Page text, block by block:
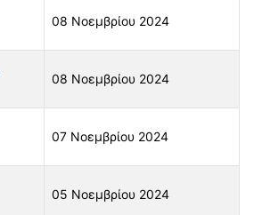
08 Νοεμβρίου 2024
08 Νοεμβρίου 2024
07 Νοεμβρίου 2024
05 Νοεμβρίου 2024